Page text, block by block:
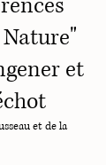
et
et de la